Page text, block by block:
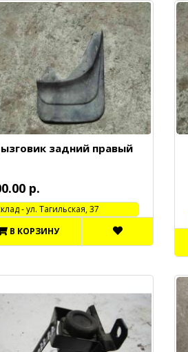
задний правый
р.
- ул. Тагильская, 37
В КОРЗИНУ